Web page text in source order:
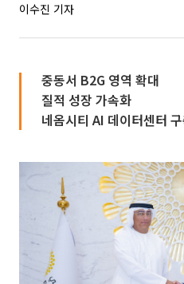
이수진 기자
중동서 B2G 영역 확대
질적 성장 가속화
네옴시티 AI 데이터센터